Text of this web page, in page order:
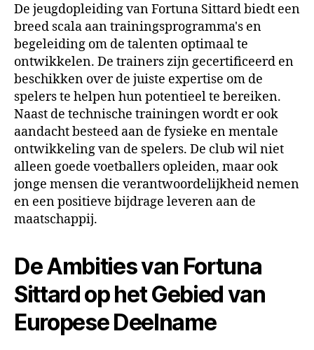
De jeugdopleiding van Fortuna Sittard biedt een
breed scala aan trainingsprogramma's en
begeleiding om de talenten optimaal te
ontwikkelen. De trainers zijn gecertificeerd en
beschikken over de juiste expertise om de
spelers te helpen hun potentieel te bereiken.
Naast de technische trainingen wordt er ook
aandacht besteed aan de fysieke en mentale
ontwikkeling van de spelers. De club wil niet
alleen goede voetballers opleiden, maar ook
jonge mensen die verantwoordelijkheid nemen
en een positieve bijdrage leveren aan de
maatschappij.
De Ambities van Fortuna
Sittard op het Gebied van
Europese Deelname